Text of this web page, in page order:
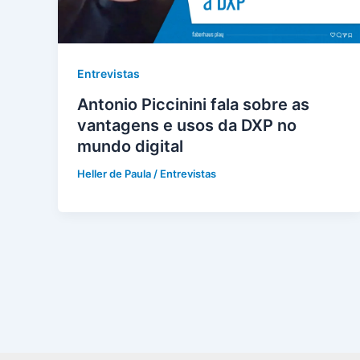
Entrevistas
Antonio Piccinini fala sobre as
vantagens e usos da DXP no
mundo digital
Heller de Paula / Entrevistas